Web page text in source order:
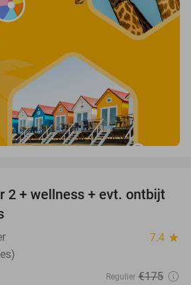
55%
2 + wellness + evt. ontbijt
7.4 star
Regulier €175